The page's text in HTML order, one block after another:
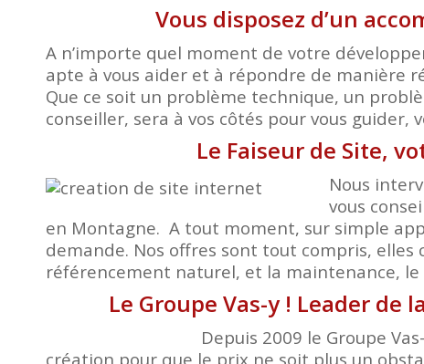
Vous disposez d’un
A n’importe quel moment de votre
apte à vous aider et à répondre de manière
Que ce soit un problème technique, un
conseiller, sera à vos côtés pour vous
Le Faiseur de Site,
Nous
vous
en Montagne. A tout moment, sur simple
demande. Nos offres sont tout compris,
référencement naturel, et la maintenance,
Le Groupe Vas-y ! Leader
Depuis 2009 le Groupe
création pour que le prix ne soit plus un